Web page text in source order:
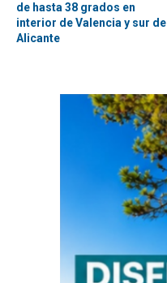
de hasta 38 grados en
interior de Valencia y sur de
Alicante